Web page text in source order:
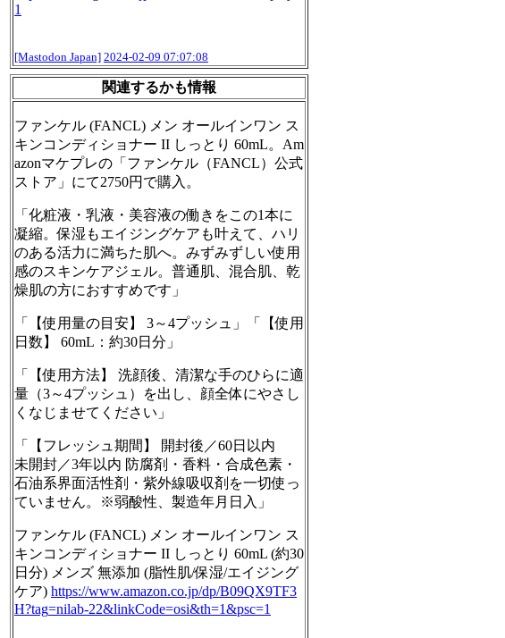
1
[Mastodon Japan] 2024-02-09 07:07:08
関連するかも情報
ファンケル (FANCL) メン オールインワン ス
キンコンディショナー II しっとり 60mL。Am
azonマケプレの「ファンケル（FANCL）公式
ストア」にて2750円で購入。
「化粧液・乳液・美容液の働きをこの1本に
凝縮。保湿もエイジングケアも叶えて、ハリ
のある活力に満ちた肌へ。みずみずしい使用
感のスキンケアジェル。普通肌、混合肌、乾
燥肌の方におすすめです」
「【使用量の目安】 3～4プッシュ」「【使用
日数】 60mL：約30日分」
「【使用方法】 洗顔後、清潔な手のひらに適
量（3～4プッシュ）を出し、顔全体にやさし
くなじませてください」
「【フレッシュ期間】 開封後／60日以内
未開封／3年以内 防腐剤・香料・合成色素・
石油系界面活性剤・紫外線吸収剤を一切使っ
ていません。※弱酸性、製造年月日入」
ファンケル (FANCL) メン オールインワン ス
キンコンディショナー II しっとり 60mL (約30
日分) メンズ 無添加 (脂性肌/保湿/エイジング
ケア) https://www.amazon.co.jp/dp/B09QX9TF3
H?tag=nilab-22&linkCode=osi&th=1&psc=1